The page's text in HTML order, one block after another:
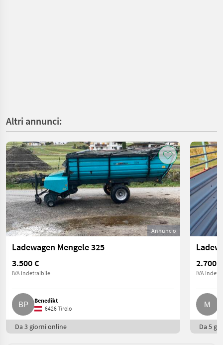
Altri annunci:
Annuncio
Ladewagen Mengele 325
3.500 €
IVA indetraibile
Benedikt
6426 Tirolo
Da 3 giorni online
2.700 €
IVA
Da 5